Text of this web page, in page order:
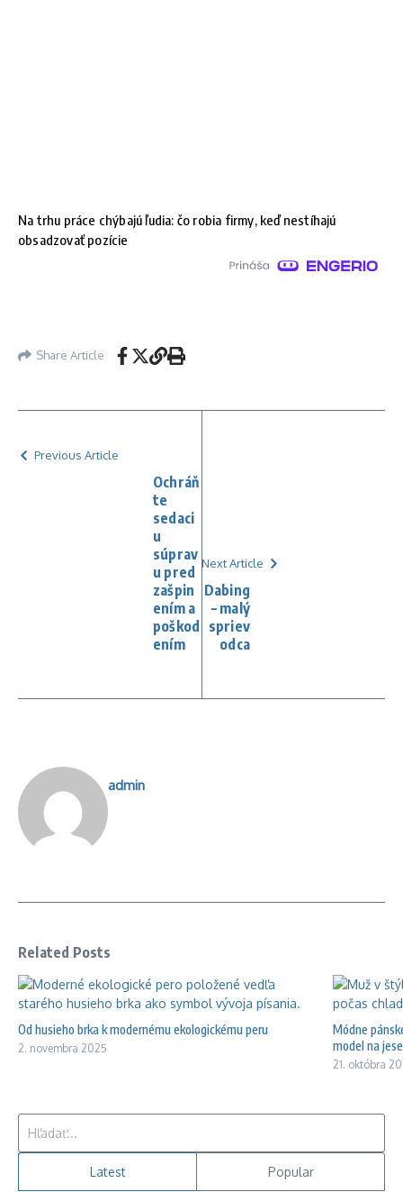
Na trhu práce chýbajú ľudia: čo robia firmy, keď nestíhajú
obsadzovať pozície
Share Article
Previous Article
Ochráň
te
sedaci
u
súprav
u pred
zašpin
ením a
poškod
ením
Next Article
Dabing
– malý
spriev
odca
admin
Related Posts
Od husieho brka k modernému ekologickému peru
2. novembra 2025
Módne
model na
21. októbra
Latest Popular